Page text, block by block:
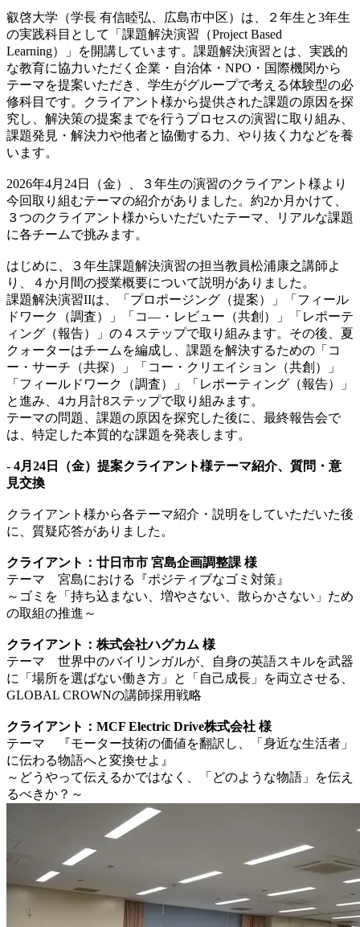
叡啓大学（学長 有信睦弘、広島市中区）は、２年生と3年生
の実践科目として「課題解決演習（Project Based
Learning）」を開講しています。課題解決演習とは、実践的
な教育に協力いただく企業・自治体・NPO・国際機関から
テーマを提案いただき、学生がグループで考える体験型の必
修科目です。クライアント様から提供された課題の原因を探
究し、解決策の提案までを行うプロセスの演習に取り組み、
課題発見・解決力や他者と協働する力、やり抜く力などを養
います。
2026年4月24日（金）、３年生の演習のクライアント様より
今回取り組むテーマの紹介がありました。約2か月かけて、
３つのクライアント様からいただいたテーマ、リアルな課題
に各チームで挑みます。
はじめに、３年生課題解決演習の担当教員松浦康之講師よ
り、４か月間の授業概要について説明がありました。
課題解決演習IIは、「プロポージング（提案）」「フィール
ドワーク（調査）」「コ―・レビュー（共創）」「レポーテ
ィング（報告）」の４ステップで取り組みます。その後、夏
クォーターはチームを編成し、課題を解決するための「コ
ー・サーチ（共探）」「コー・クリエイション（共創）」
「フィールドワーク（調査）」「レポーティング（報告）」
と進み、4カ月計8ステップで取り組みます。
テーマの問題、課題の原因を探究した後に、最終報告会で
は、特定した本質的な課題を発表します。
- 4月24日（金）提案クライアント様テーマ紹介、質問・意
見交換
クライアント様から各テーマ紹介・説明をしていただいた後
に、質疑応答がありました。
クライアント：廿日市市 宮島企画調整課 様
テーマ 宮島における『ポジティブなゴミ対策』
～ゴミを「持ち込まない、増やさない、散らかさない」ため
の取組の推進～
クライアント：株式会社ハグカム 様
テーマ 世界中のバイリンガルが、自身の英語スキルを武器
に「場所を選ばない働き方」と「自己成長」を両立させる、
GLOBAL CROWNの講師採用戦略
クライアント：MCF Electric Drive株式会社 様
テーマ 『モーター技術の価値を翻訳し、「身近な生活者」
に伝わる物語へと変換せよ』
～どうやって伝えるかではなく、「どのような物語」を伝え
るべきか？～